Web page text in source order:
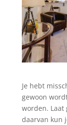
Je hebt
gewoon
worden. Laat
daarvan kun